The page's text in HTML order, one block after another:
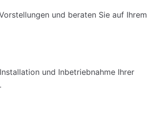
und beraten Sie auf Ihrem
und Inbetriebnahme Ihrer